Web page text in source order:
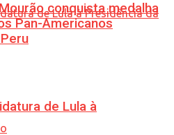
de Lula à
conquista medalha
Pan-Americanos